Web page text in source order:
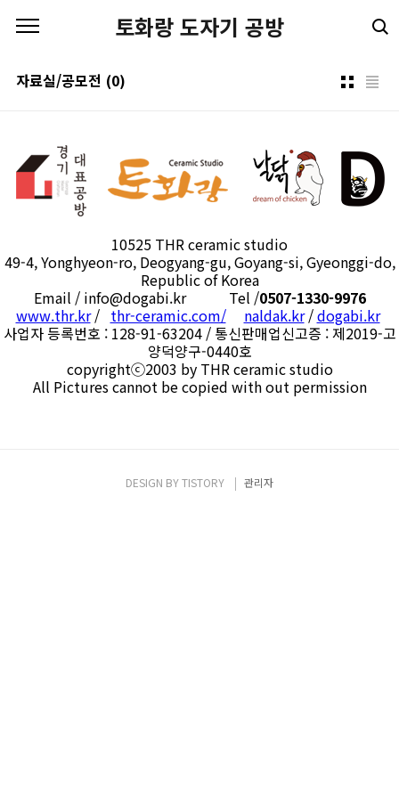
토화랑 도자기 공방
자료실/공모전 (0)
10525 THR ceramic studio
49-4, Yonghyeon-ro, Deogyang-gu, Goyang-si, Gyeonggi-do,
Republic of Korea
Email / info@dogabi.kr Tel /0507-1330-9976
www.thr.kr/ thr-ceramic.com/ naldak.kr/dogabi.kr
사업자 등록번호 : 128-91-63204 / 통신판매업신고증 : 제2019-고
양덕양구-0440호
copyrightⓒ2003 by THR ceramic studio
All Pictures cannot be copied with out permission
DESIGN BYTISTORY 관리자